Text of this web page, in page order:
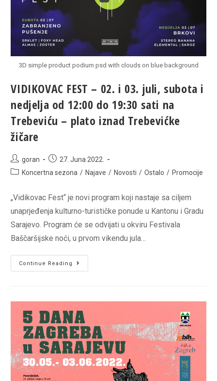
3D simple product podium psd with clouds on blue background
VIDIKOVAC FEST – 02. i 03. juli, subota i
nedjelja od 12:00 do 19:30 sati na
Trebeviću – plato iznad Trebevićke
žičare
Post
author:
goran
Post27. Juna 2022.
PostKoncertna sezona / Najave / Novosti / Ostalo / Promocije
„Vidikovac Fest“ je novi program koji nastaje sa ciljem
unaprjeđenja kulturno-turističke ponude u Kantonu i Gradu
Sarajevo. Program će se odvijati u okviru Festivala
Baščaršijske noći, u prvom vikendu jula…
Continue Reading
FEST
juli,
subota
i
nedjelja